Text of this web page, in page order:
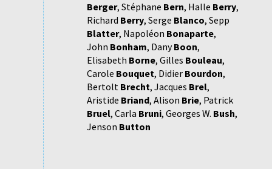
Berger, Stéphane Bern, Halle Berry,
Richard Berry, Serge Blanco, Sepp
Blatter, Napoléon Bonaparte,
John Bonham, DanyBoon,
Elisabeth Borne, Gilles Bouleau,
Carole Bouquet, Didier Bourdon,
Bertolt Brecht, Jacques Brel,
Aristide Briand, Alison Brie, Patrick
Bruel, Carla Bruni, Georges W. Bush,
Jenson Button